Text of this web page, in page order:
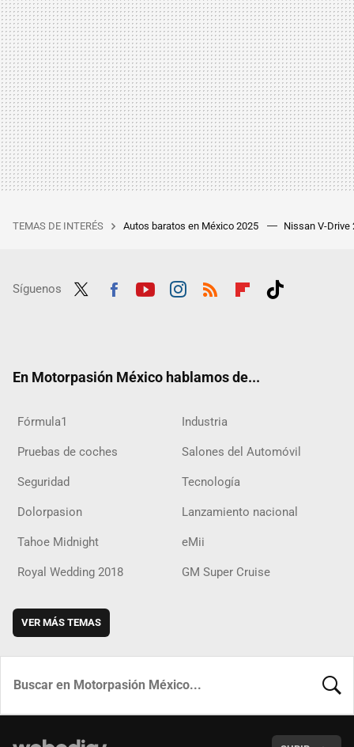
TEMAS DE INTERÉS Autos baratos en México 2025 Nissan V-Drive
Síguenos
En Motorpasión México hablamos de...
Fórmula1 Industria
Pruebas de coches Salones del Automóvil
Seguridad Tecnología
Dolorpasion Lanzamiento nacional
Tahoe Midnight eMii
Royal Wedding 2018 GM Super Cruise
VER MÁS TEMAS